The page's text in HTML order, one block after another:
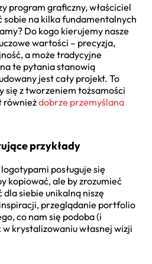
program graficzny, właściciel
na kilka fundamentalnych
Do kogo kierujemy nasze
wartości – precyzja,
a może tradycyjne
te pytania stanowią
jest cały projekt. To
się z tworzeniem tożsamości
równieżdobrze przemyślana
przykłady
posługuje się
kopiować, ale by zrozumieć
siebie unikalną niszę
przeglądanie portfolio
co nam się podoba (i
krystalizowaniu własnej wizji